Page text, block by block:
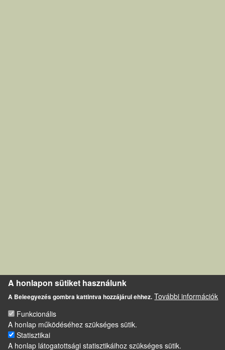
A honlapon sütiket használunk
A Beleegyezés gombra kattintva hozzájárul ehhez. További információk
Funkcionális
A honlap működéséhez szükséges sütik.
Statisztikai
A honlap látogatottsági statisztikáihoz szükséges sütik.